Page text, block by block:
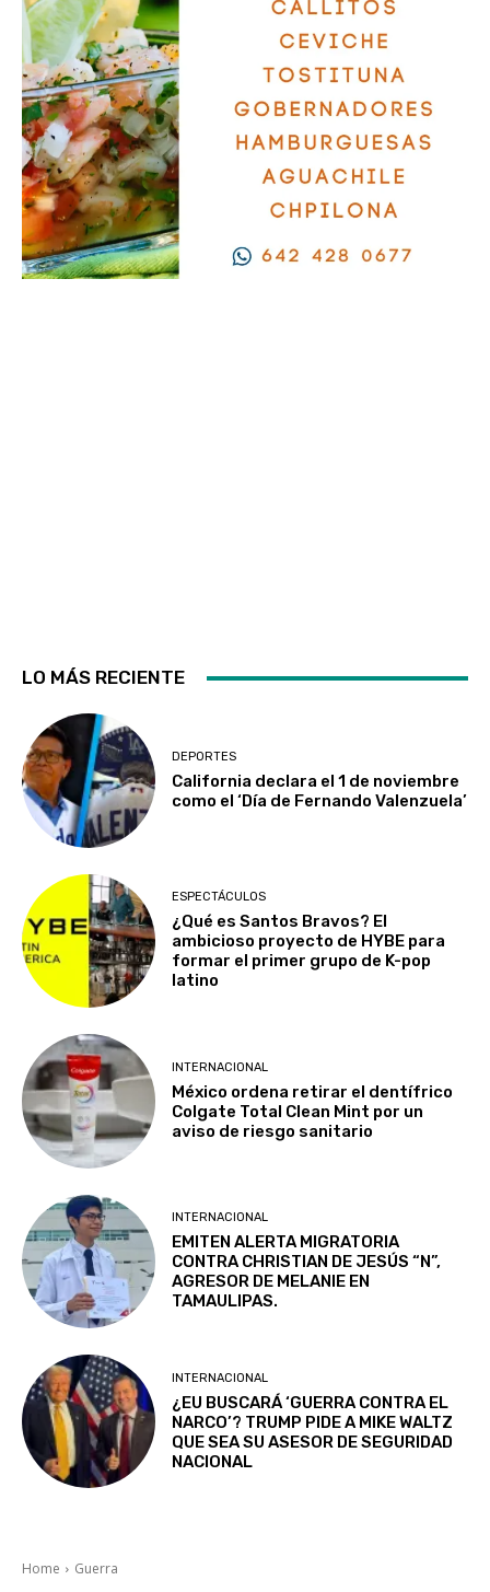
LO MÁS RECIENTE
DEPORTES
California declara el 1 de noviembre
como el ‘Día de Fernando Valenzuela’
ESPECTÁCULOS
¿Qué es Santos Bravos? El
ambicioso proyecto de HYBE para
formar el primer grupo de K-pop
latino
INTERNACIONAL
México ordena retirar el dentífrico
Colgate Total Clean Mint por un
aviso de riesgo sanitario
INTERNACIONAL
EMITEN ALERTA MIGRATORIA
CONTRA CHRISTIAN DE JESÚS “N”,
AGRESOR DE MELANIE EN
TAMAULIPAS.
INTERNACIONAL
¿EU BUSCARÁ ‘GUERRA CONTRA EL
NARCO’? TRUMP PIDE A MIKE WALTZ
QUE SEA SU ASESOR DE SEGURIDAD
NACIONAL